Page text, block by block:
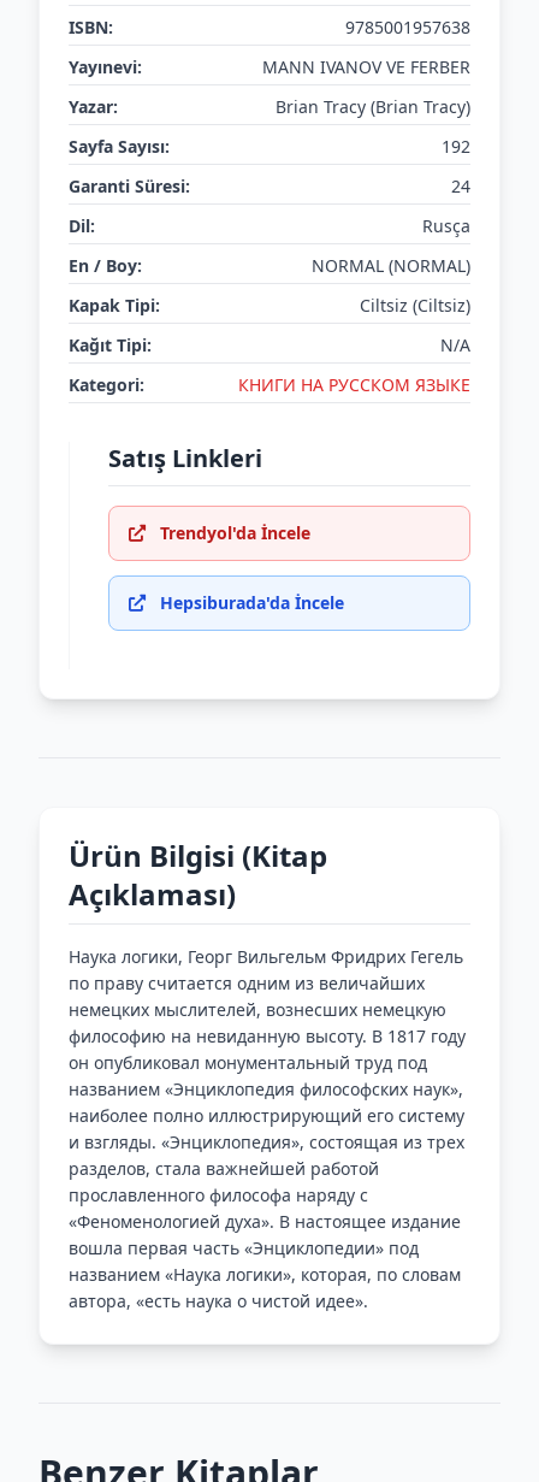
ISBN:
9785001957638
Yayınevi:
MANN IVANOV VE FERBER
Yazar:
Brian Tracy (Brian Tracy)
Sayfa Sayısı:
192
Garanti Süresi:
24
Dil:
Rusça
En / Boy:
NORMAL (NORMAL)
Kapak Tipi:
Ciltsiz (Ciltsiz)
Kağıt Tipi:
N/A
Kategori:
КНИГИ НА РУССКОМ ЯЗЫКЕ
Satış Linkleri
Trendyol'da İncele
Hepsiburada'da İncele
Ürün Bilgisi (Kitap
Açıklaması)
Наука логики, Георг Вильгельм Фридрих Гегель
по праву считается одним из величайших
немецких мыслителей, вознесших немецкую
философию на невиданную высоту. В 1817 году
он опубликовал монументальный труд под
названием «Энциклопедия философских наук»,
наиболее полно иллюстрирующий его систему
и взгляды. «Энциклопедия», состоящая из трех
разделов, стала важнейшей работой
прославленного философа наряду с
«Феноменологией духа». В настоящее издание
вошла первая часть «Энциклопедии» под
названием «Наука логики», которая, по словам
автора, «есть наука о чистой идее».